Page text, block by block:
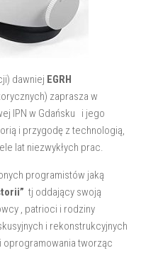
dawniej EGRH
zaprasza w
IPN w Gdańsku i jego
i przygodę z technologią,
lat niezwykłych prac.
programistów jaką
tj oddający swoją
, patrioci i rodziny
i rekonstrukcyjnych
tworząc